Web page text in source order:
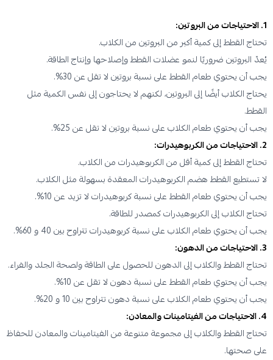
1. الاحتياجات من البروتين:
تحتاج القطط إلى كمية أكبر من البروتين من الكلاب.
يُعدّ البروتين ضروريًا لنمو عضلات القطط وإصلاحها وإنتاج الطاقة.
يجب أن يحتوي طعام القطط على نسبة بروتين لا تقل عن 30%.
يحتاج الكلاب أيضًا إلى البروتين، لكنهم لا يحتاجون إلى نفس الكمية مثل
القطط.
يجب أن يحتوي طعام الكلاب على نسبة بروتين لا تقل عن 25%.
2. الاحتياجات من الكربوهيدرات:
تحتاج القطط إلى كمية أقل من الكربوهيدرات من الكلاب.
لا تستطيع القطط هضم الكربوهيدرات المعقدة بسهولة مثل الكلاب.
يجب أن يحتوي طعام القطط على نسبة كربوهيدرات لا تزيد عن 10%.
تحتاج الكلاب إلى الكربوهيدرات كمصدر للطاقة.
يجب أن يحتوي طعام الكلاب على نسبة كربوهيدرات تتراوح بين 40 و 60%.
3. الاحتياجات من الدهون:
تحتاج القطط والكلاب إلى الدهون للحصول على الطاقة ولصحة الجلد والفراء.
يجب أن يحتوي طعام القطط على نسبة دهون لا تقل عن 10%.
يجب أن يحتوي طعام الكلاب على نسبة دهون تتراوح بين 10 و 20%.
4. الاحتياجات من الفيتامينات والمعادن:
تحتاج القطط والكلاب إلى مجموعة متنوعة من الفيتامينات والمعادن للحفاظ
على صحتها.